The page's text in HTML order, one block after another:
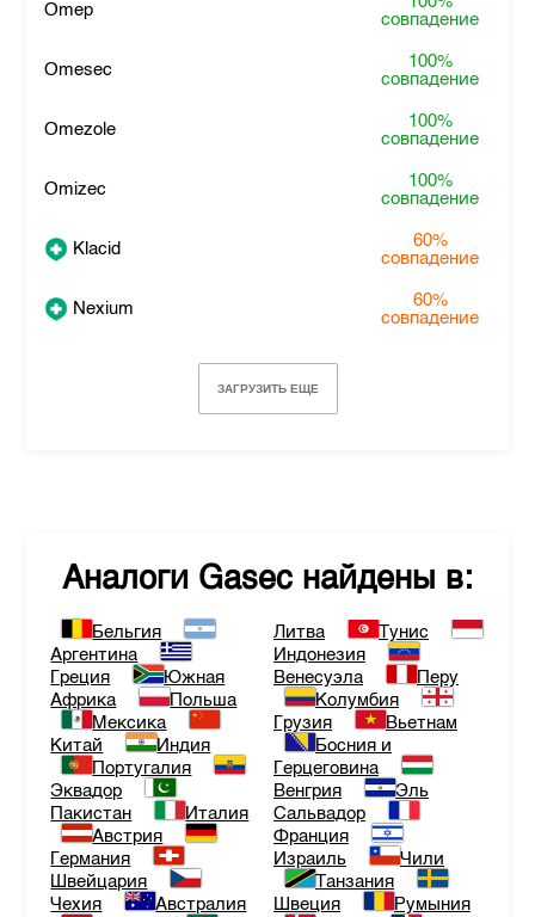
Omep
совпадение
Omesec
100%
совпадение
Omezole
100%
совпадение
Omizec
100%
совпадение
Klacid
60%
совпадение
Nexium
60%
совпадение
ЗАГРУЗИТЬ ЕЩЕ
Аналоги Gasec найдены в:
Бельгия
Аргентина
Греция
Южная
Африка
Польша
Мексика
Китай
Индия
Португалия
Эквадор
Пакистан
Италия
Австрия
Германия
Швейцария
Чехия
Австралия
Литва
Тунис
Индонезия
Венесуэла
Перу
Колумбия
Грузия
Вьетнам
Босния и
Герцеговина
Венгрия
Эль
Сальвадор
Франция
Израиль
Чили
Танзания
Швеция
Румыния